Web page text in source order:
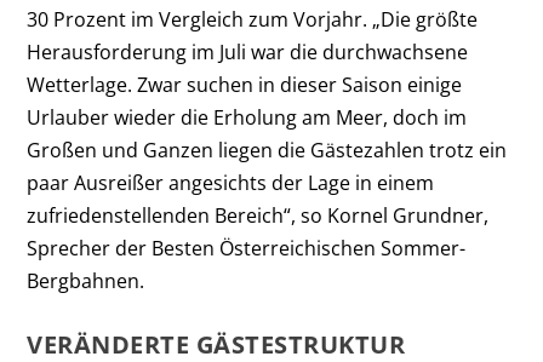
30 Prozent im Vergleich zum Vorjahr. „Die größte
Herausforderung im Juli war die durchwachsene
Wetterlage. Zwar suchen in dieser Saison einige
Urlauber wieder die Erholung am Meer, doch im
Großen und Ganzen liegen die Gästezahlen trotz ein
paar Ausreißer angesichts der Lage in einem
zufriedenstellenden Bereich“, so Kornel Grundner,
Sprecher der Besten Österreichischen Sommer-
Bergbahnen.
VERÄNDERTE GÄSTESTRUKTUR